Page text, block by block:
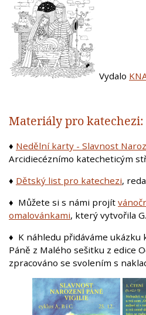
Vydalo
Materiály pro katechezi:
♦ Nedělní karty - Slavnost
Arcidiecéznímo katecheticým
♦ Dětský list pro katechezi,
♦ Můžete si s námi projít
omalovánkami, který vytvořila
♦ K náhledu přidáváme
Páně z Malého sešitku z edice
zpracováno se svolením s